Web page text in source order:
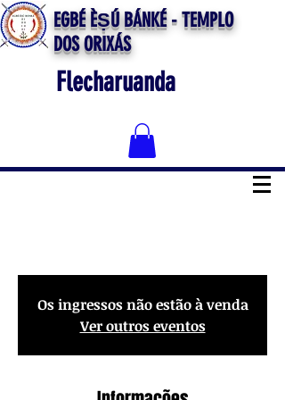
EGBÉ ÈṢÚ BÁNKÉ - TEMPLO
DOS ORIXÁS
Flecharuanda
Os ingressos não estão à venda
Ver outros eventos